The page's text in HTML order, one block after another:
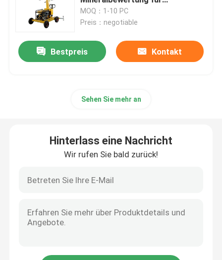
Straßenbauer-Bagger
Betonmischer-LKW
Caterpillar-Baggerlader
Sprungs-Dichtungs-Maschine
Vibrationsplatte
Bau/Notfall
MOQ：1-10 PC
Preis：negotiable
Bestpreis Kontakt
Sehen Sie mehr an
Hinterlass eine Nachricht
Wir rufen Sie bald zurück!